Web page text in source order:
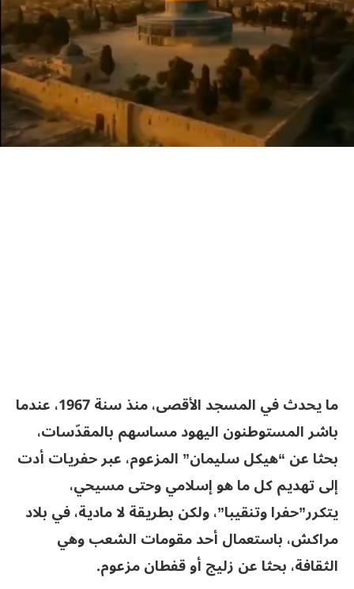
ما يحدث في المسجد الأقصى، منذ سنة 1967، عندما
باشر المستوطنون اليهود مساسهم بالمقدّسات،
بحثا عن “هيكل سليمان” المزعوم، عبر حفريات أدت
إلى تهديم كل ما هو إسلامي وحتى مسيحي،
يتكرر”حفرا وتنقيبا”، ولكن بطريقة لا مادية، في بلاد
مراكش، باستعمال أحد مقومات الشعب وهي
الثقافة، بحثا عن زليج أو قفطان مزعوم.